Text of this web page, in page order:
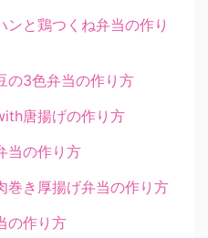
と鶏つくね弁当の作り
の3色弁当の作り方
唐揚げの作り方
当の作り方
巻き厚揚げ弁当の作り方
の作り方